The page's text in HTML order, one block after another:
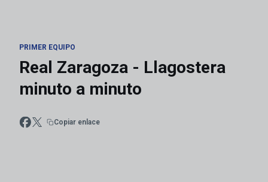
PRIMER EQUIPO
Real Zaragoza - Llagostera
minuto a minuto
Copiar enlace